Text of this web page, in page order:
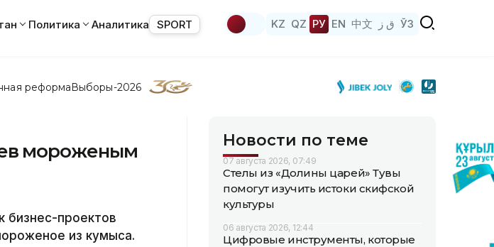
Политика Аналитика SPORT KZ QZ РУ EN 中文 ق ز ЎЗ
реформаВыборы-2026
мороженым
проектов
из кумыса.
Новости по теме
07 августа 2026, 07:49
Стелы из «Долины царей» Тувы
помогут изучить истоки скифской
культуры
06 августа 2026, 12:44
Цифровые инструменты, которые